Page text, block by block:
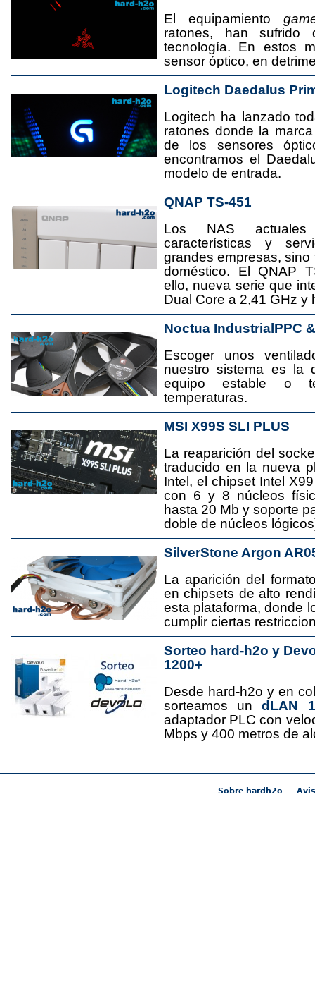
El equipamiento
ratones, han sufrido
tecnología. En estos
sensor óptico, en
Logitech Daedalus
Logitech ha lanzado
ratones donde la
de los sensores
encontramos el
modelo de entrada.
QNAP TS-451
Los NAS
características y
grandes empresas,
doméstico. El QNAP
ello, nueva serie que
Dual Core a 2,41 GHz y
Noctua IndustrialPPC
Escoger unos
nuestro sistema es la
equipo estable o
temperaturas.
MSI X99S SLI PLUS
La reaparición del
traducido en la nueva
Intel, el chipset Intel
con 6 y 8 núcleos
hasta 20 Mb y soporte
doble de núcleos
SilverStone Argon
La aparición del
en chipsets de alto
esta plataforma, donde
cumplir ciertas
Sorteo hard-h2o y
1200+
Desde hard-h2o y en
sorteamos undLAN
adaptador PLC con
Mbps y 400 metros de
Sobre hardh2o